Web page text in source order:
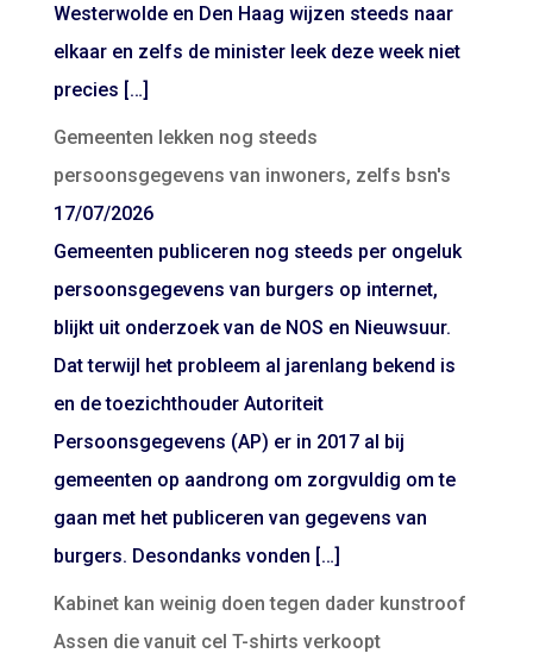
Westerwolde en Den Haag wijzen steeds naar
elkaar en zelfs de minister leek deze week niet
precies […]
Gemeenten lekken nog steeds
persoonsgegevens van inwoners, zelfs bsn's
17/07/2026
Gemeenten publiceren nog steeds per ongeluk
persoonsgegevens van burgers op internet,
blijkt uit onderzoek van de NOS en Nieuwsuur.
Dat terwijl het probleem al jarenlang bekend is
en de toezichthouder Autoriteit
Persoonsgegevens (AP) er in 2017 al bij
gemeenten op aandrong om zorgvuldig om te
gaan met het publiceren van gegevens van
burgers. Desondanks vonden […]
Kabinet kan weinig doen tegen dader kunstroof
Assen die vanuit cel T-shirts verkoopt